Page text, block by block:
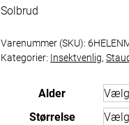
Solbrud
Varenummer (SKU):
Kategorier: Insektvenlig,
Alder
Størrelse